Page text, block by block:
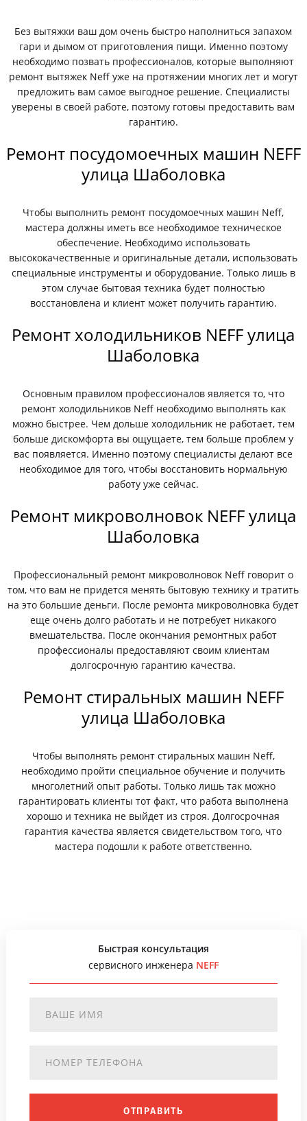
Без вытяжки ваш дом очень быстро наполниться запахом
гари и дымом от приготовления пищи. Именно поэтому
необходимо позвать профессионалов, которые выполняют
ремонт вытяжек Neff уже на протяжении многих лет и могут
предложить вам самое выгодное решение. Специалисты
уверены в своей работе, поэтому готовы предоставить вам
гарантию.
Ремонт посудомоечных машин NEFF
улица Шаболовка
Чтобы выполнить ремонт посудомоечных машин Neff,
мастера должны иметь все необходимое техническое
обеспечение. Необходимо использовать
высококачественные и оригинальные детали, использовать
специальные инструменты и оборудование. Только лишь в
этом случае бытовая техника будет полностью
восстановлена и клиент может получить гарантию.
Ремонт холодильников NEFF улица
Шаболовка
Основным правилом профессионалов является то, что
ремонт холодильников Neff необходимо выполнять как
можно быстрее. Чем дольше холодильник не работает, тем
больше дискомфорта вы ощущаете, тем больше проблем у
вас появляется. Именно поэтому специалисты делают все
необходимое для того, чтобы восстановить нормальную
работу уже сейчас.
Ремонт микроволновок NEFF улица
Шаболовка
Профессиональный ремонт микроволновок Neff говорит о
том, что вам не придется менять бытовую технику и тратить
на это большие деньги. После ремонта микроволновка будет
еще очень долго работать и не потребует никакого
вмешательства. После окончания ремонтных работ
профессионалы предоставляют своим клиентам
долгосрочную гарантию качества.
Ремонт стиральных машин NEFF
улица Шаболовка
Чтобы выполнять ремонт стиральных машин Neff,
необходимо пройти специальное обучение и получить
многолетний опыт работы. Только лишь так можно
гарантировать клиенты тот факт, что работа выполнена
хорошо и техника не выйдет из строя. Долгосрочная
гарантия качества является свидетельством того, что
мастера подошли к работе ответственно.
Быстрая консультация
сервисного инженера NEFF
ОТПРАВИТЬ